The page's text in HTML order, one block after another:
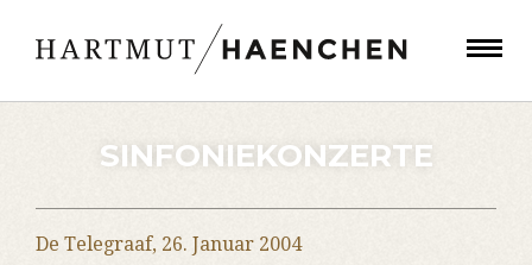
SINFONIEKONZERTE
De Telegraaf, 26. Januar 2004